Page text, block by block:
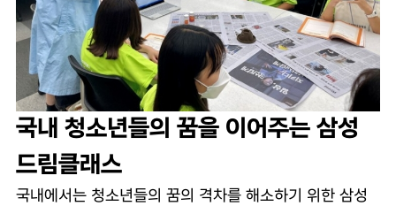
국내 청소년들의 꿈을 이어주는 삼성
드림클래스
국내에서는 청소년들의 꿈의 격차를 해소하기 위한 삼성